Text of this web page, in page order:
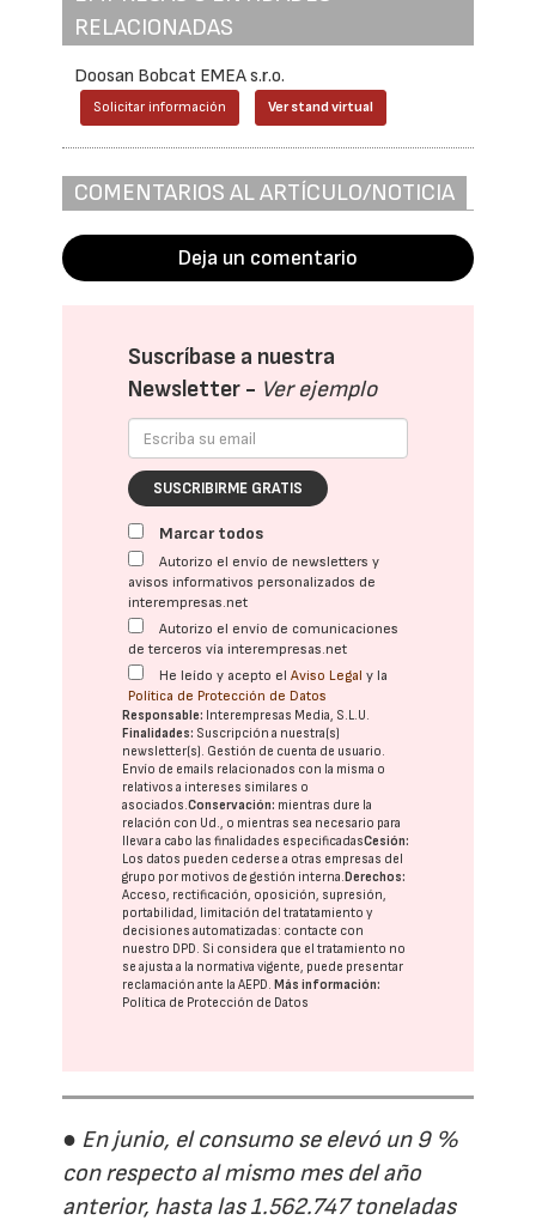
RELACIONADAS
Doosan Bobcat EMEA s.r.o.
Solicitar información Ver stand virtual
COMENTARIOS AL ARTÍCULO/NOTICIA
Deja un comentario
Suscríbase a nuestra
Newsletter - Ver ejemplo
SUSCRIBIRME GRATIS
Marcar todos
Autorizo el envío de newsletters y
avisos informativos personalizados de
interempresas.net
Autorizo el envío de comunicaciones
de terceros vía interempresas.net
He leído y acepto elAviso Legal y la
Política de Protección de Datos
Responsable: Interempresas Media, S.L.U.
Finalidades: Suscripción a nuestra(s)
newsletter(s). Gestión de cuenta de usuario.
Envío de emails relacionados con la misma o
relativos a intereses similares o
asociados.Conservación: mientras dure la
relación con Ud., o mientras sea necesario para
llevar a cabo las finalidades especificadasCesión:
Los datos pueden cederse a otras empresas del
grupo por motivos de gestión interna.Derechos:
Acceso, rectificación, oposición, supresión,
portabilidad, limitación del tratatamiento y
decisiones automatizadas: contacte con
nuestro DPD. Si considera que el tratamiento no
se ajusta a la normativa vigente, puede presentar
reclamación ante laAEPD.Más información:
Política de Protección de Datos
● En junio, el consumo se elevó un 9 %
con respecto al mismo mes del año
anterior, hasta las 1.562.747 toneladas